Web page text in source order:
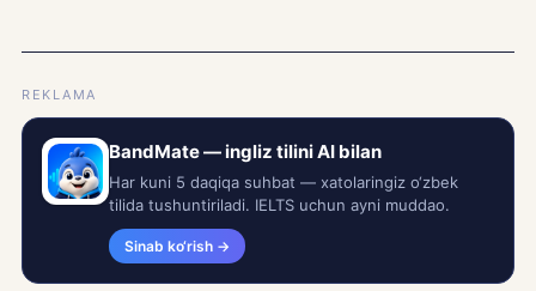
REKLAMA
BandMate — ingliz tilini AI bilan
Har kuni 5 daqiqa suhbat — xatolaringiz o‘zbek
tilida tushuntiriladi. IELTS uchun ayni muddao.
Sinab ko‘rish →